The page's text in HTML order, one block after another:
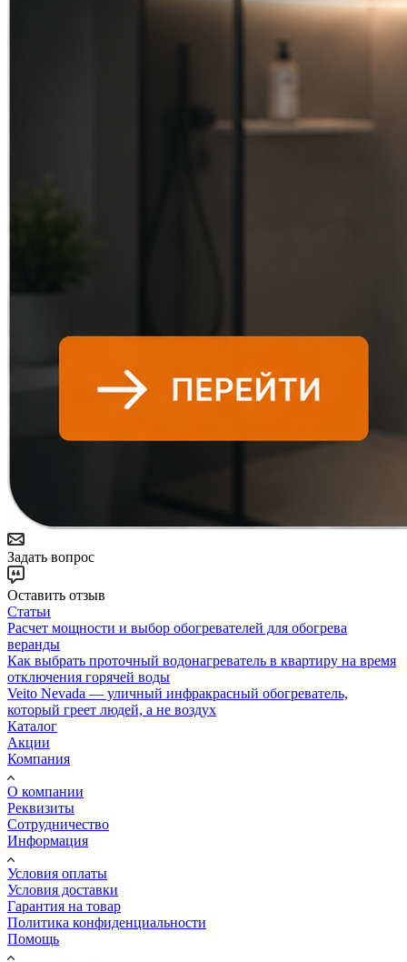
Задать вопрос
Оставить отзыв
Статьи
Расчет мощности и выбор обогревателей для обогрева
веранды
Как выбрать проточный водонагреватель в квартиру на время
отключения горячей воды
Veito Nevada — уличный инфракрасный обогреватель,
который греет людей, а не воздух
Каталог
Акции
Компания
О компании
Реквизиты
Сотрудничество
Информация
Условия оплаты
Условия доставки
Гарантия на товар
Политика конфиденциальности
Помощь